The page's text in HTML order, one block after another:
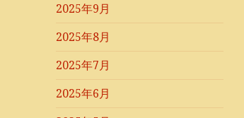
2025年9月
2025年8月
2025年7月
2025年6月